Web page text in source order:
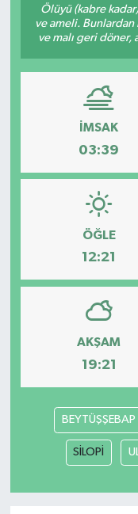
Ölüyü (kabre
ve ameli.
ve malı geri döner,
İMSAK
03:39
ÖĞLE
12:21
AKŞAM
19:21
BEYTÜŞŞEBAP
SİLOPİ
Gündem
Kültür Sanat
Magazin
Otomobil
Resmî ilanlar
Siyaset
Spor